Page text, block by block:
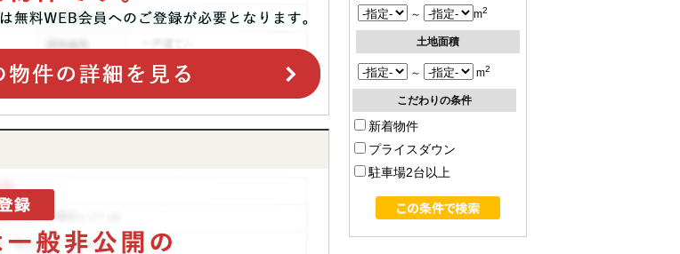
～ m2
土地面積
～ m2
こだわりの条件
新着物件
プライスダウン
駐車場2台以上